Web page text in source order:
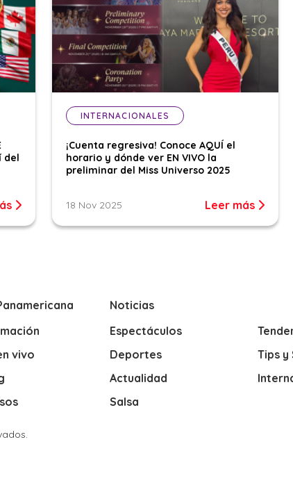
del
INTERNACIONALES
¡Cuenta regresiva! Conoce AQUÍ el
horario y dónde ver EN VIVO la
preliminar del Miss Universo 2025
18 Nov 2025 Leer más
vivo
Noticias
Espectáculos
Deportes
Actualidad
Salsa
Tips y